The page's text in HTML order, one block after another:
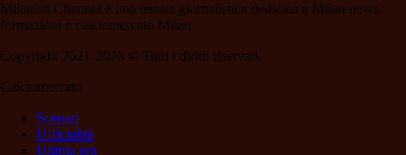
Milanisti Channel è una testata giornalistica dedicata a Milan news,
formazioni e calciomercato Milan
Copyright 2021-2026 © Tutti i diritti riservati.
Calciomercato
Scenari
Ufficialità
Ultima ora